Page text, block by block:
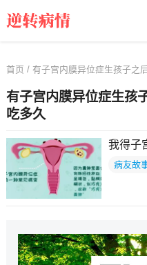
首页 / 有子宫内膜异位症生孩子之
有子宫内膜异位症生孩
吃多久
我得子
病友故